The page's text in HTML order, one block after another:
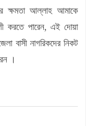
ক্ষমতা আল্লাহ আমাকে
করতে পারেন, এই দোয়া
বাসী নাগরিকদের নিকট
।